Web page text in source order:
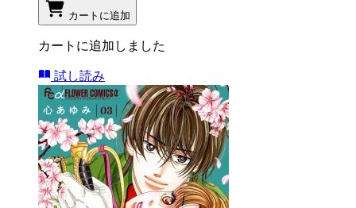
カートに追加
カートに追加しました
試し読み